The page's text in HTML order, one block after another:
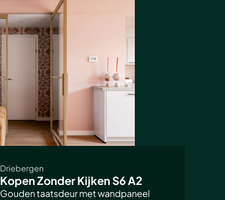
Driebergen
Kopen Zonder Kijken S6 A2
Gouden taatsdeur met wandpaneel